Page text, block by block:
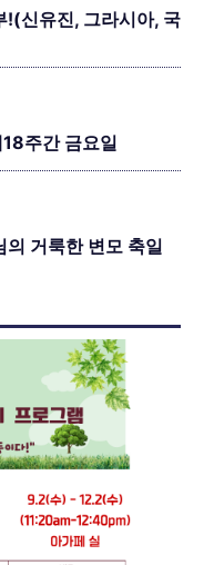
신유진, 그라시아, 국
주간 금요일
거룩한 변모 축일